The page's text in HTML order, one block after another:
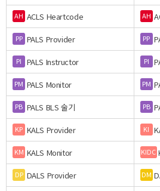
AH ACLS Heartcode AH
PP PALS Provider PP
PI PALS Instructor PI
PM PALS Monitor PM
PB PALS BLS 술기 PB
KP KALS Provider KI
KM KALS Monitor KIDC
DP DALS Provider DM